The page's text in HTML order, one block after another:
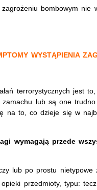
bombowym nie
WYSTĄPIENIA
terrorystycznych jest
zamachu lub są one
na to, co dzieje się w
wymagają przede
lub po prostu nietypowe
przedmioty, typu: